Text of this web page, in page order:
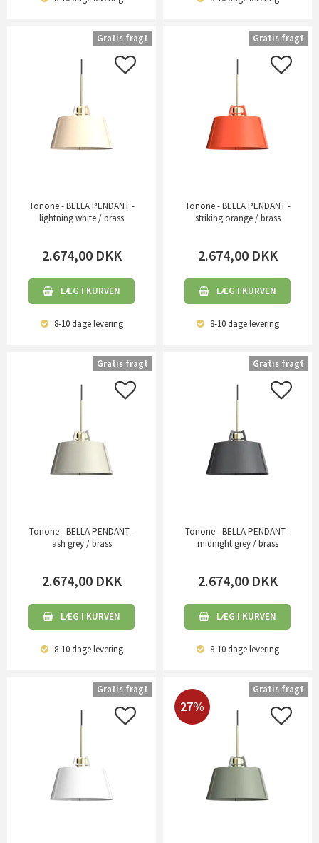
Tonone - BELLA PENDANT -
lightning white / brass
2.674,00 DKK
LÆG I KURVEN
8-10 dagelevering
Gratis fragt
Tonone - BELLA PENDANT -
striking orange / brass
2.674,00 DKK
LÆG I KURVEN
8-10 dagelevering
Gratis fragt
Tonone - BELLA PENDANT -
ash grey / brass
2.674,00 DKK
LÆG I KURVEN
8-10 dagelevering
Gratis fragt
Tonone - BELLA PENDANT -
midnight grey / brass
2.674,00 DKK
LÆG I KURVEN
8-10 dagelevering
Gratis fragt
Gratis fragt
27%
Gratis fragt